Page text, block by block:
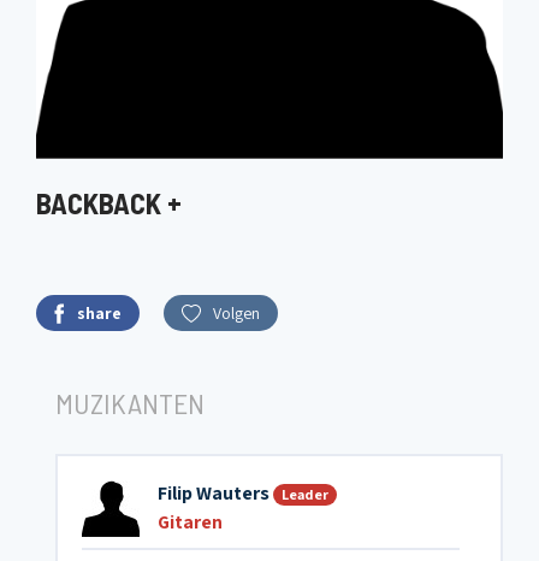
BACKBACK +
share Volgen
MUZIKANTEN
Filip Wauters Leader
Gitaren